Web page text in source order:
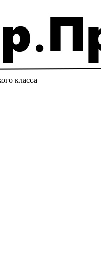
класса